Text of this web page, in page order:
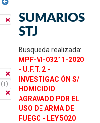
(1)
SUMARIOS
STJ
Busqueda realizada:
MPF-VI-03211-2020
- U.F.T. 2 -
INVESTIGACIÓN S/
HOMICIDIO
AGRAVADO POR EL
USO DE ARMA DE
FUEGO - LEY 5020